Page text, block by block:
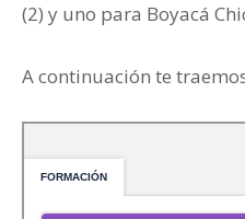
(2) y uno para Boyacá
A continuación te